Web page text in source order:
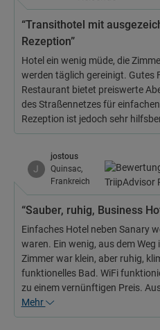
“Transithotel mit
Rezeption”
Hotel ein wenig müde, die
werden täglich gereinigt. Gutes
Restaurant bietet preiswerte
des Straßennetzes für
Rezeption ist jedoch sehr
J
jostous
Quinsac,
Frankreich
“Sauber, ruhig, Business
Einfaches Hotel neben Sanary
waren. Ein wenig, aus dem
Zimmer war klein, aber ruhig,
funktionelles Bad. WiFi
zu einem vernünftigen Preis.
Mehr